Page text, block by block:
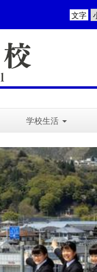
文字
学校生活